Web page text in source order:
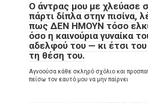
Ο άντρας μου με χλεύασε
πάρτι δίπλα στην πισίνα,
πως ΔΕΝ ΗΜΟΥΝ τόσο
όσο η καινούρια γυναίκα
αδελφού του — κι έτσι του
τη θέση του.
Αγνοούσα κάθε σκληρό σχόλιο και
πείσω τον εαυτό μου να μην παίρνει